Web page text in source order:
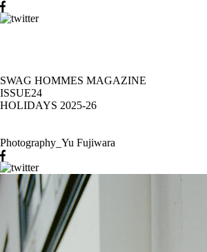
SWAG HOMMES MAGAZINE
ISSUE24
HOLIDAYS 2025-26
Photography_Yu Fujiwara